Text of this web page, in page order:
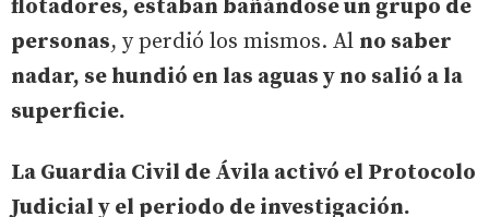
flotadores, estaban bañándose un grupo de
personas, y perdió los mismos. Al no saber
nadar, se hundió en las aguas y no salió a la
superficie.
La Guardia Civil de Ávila activó el Protocolo
Judicial y el periodo de investigación.